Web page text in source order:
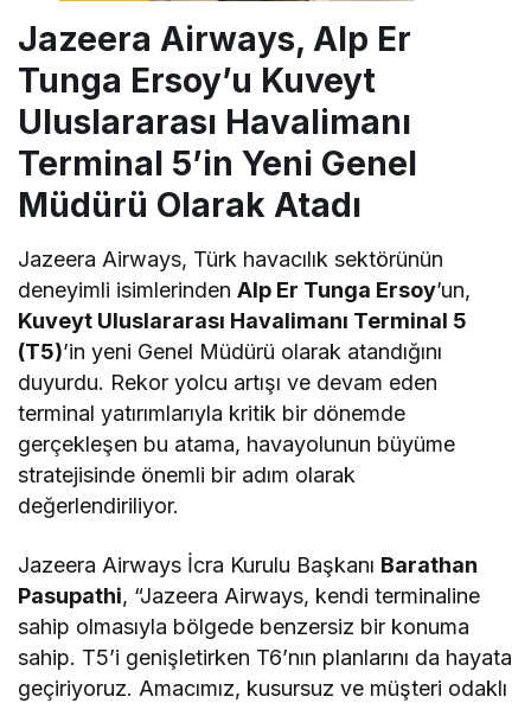
Jazeera Airways, Alp Er
Tunga Ersoy’u Kuveyt
Uluslararası Havalimanı
Terminal 5’in Yeni Genel
Müdürü Olarak Atadı
Jazeera Airways, Türk havacılık sektörünün
deneyimli isimlerindenAlp Er Tunga Ersoy’un,
Kuveyt Uluslararası Havalimanı Terminal 5
(T5)’in yeni Genel Müdürü olarak atandığını
duyurdu. Rekor yolcu artışı ve devam eden
terminal yatırımlarıyla kritik bir dönemde
gerçekleşen bu atama, havayolunun büyüme
stratejisinde önemli bir adım olarak
değerlendiriliyor.
Jazeera Airways İcra Kurulu Başkanı Barathan
Pasupathi, “Jazeera Airways, kendi terminaline
sahip olmasıyla bölgede benzersiz bir konuma
sahip. T5’i genişletirken T6’nın planlarını da hayata
geçiriyoruz. Amacımız, kusursuz ve müşteri odaklı